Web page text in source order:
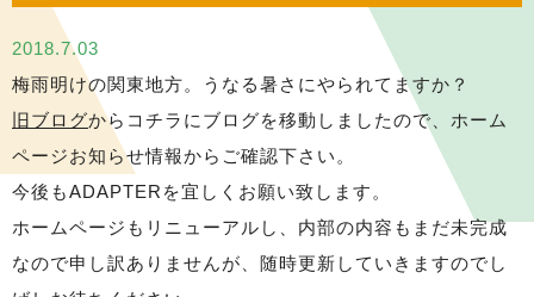
2018.7.03
梅雨明けの関東地方。うなる暑さにやられてますか？
旧ブログからコチラにブログを移動しましたので、ホーム
ページお知らせ情報からご確認下さい。
今後もADAPTERを宜しくお願い致します。
ホームページもリニューアルし、内部の内容もまだ未完成
なので申し訳ありませんが、随時更新していきますのでし